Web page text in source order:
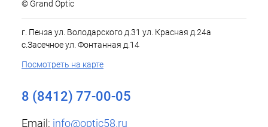
© Grand Optic
г. Пенза ул. Володарского д.31 ул. Красная д.24а
с.Засечное ул. Фонтанная д.14
Посмотреть на карте
8 (8412) 77-00-05
Email: info@optic58.ru